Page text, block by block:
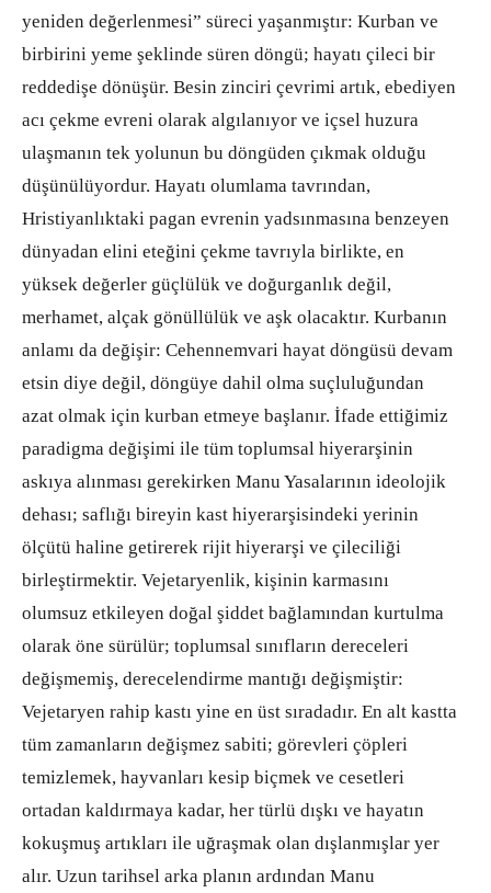
yeniden değerlenmesi” süreci yaşanmıştır: Kurban ve
birbirini yeme şeklinde süren döngü; hayatı çileci bir
reddedişe dönüşür. Besin zinciri çevrimi artık, ebediyen
acı çekme evreni olarak algılanıyor ve içsel huzura
ulaşmanın tek yolunun bu döngüden çıkmak olduğu
düşünülüyordur. Hayatı olumlama tavrından,
Hristiyanlıktaki pagan evrenin yadsınmasına benzeyen
dünyadan elini eteğini çekme tavrıyla birlikte, en
yüksek değerler güçlülük ve doğurganlık değil,
merhamet, alçak gönüllülük ve aşk olacaktır. Kurbanın
anlamı da değişir: Cehennemvari hayat döngüsü devam
etsin diye değil, döngüye dahil olma suçluluğundan
azat olmak için kurban etmeye başlanır. İfade ettiğimiz
paradigma değişimi ile tüm toplumsal hiyerarşinin
askıya alınması gerekirken Manu Yasalarının ideolojik
dehası; saflığı bireyin kast hiyerarşisindeki yerinin
ölçütü haline getirerek rijit hiyerarşi ve çileciliği
birleştirmektir. Vejetaryenlik, kişinin karmasını
olumsuz etkileyen doğal şiddet bağlamından kurtulma
olarak öne sürülür; toplumsal sınıfların dereceleri
değişmemiş, derecelendirme mantığı değişmiştir:
Vejetaryen rahip kastı yine en üst sıradadır. En alt kastta
tüm zamanların değişmez sabiti; görevleri çöpleri
temizlemek, hayvanları kesip biçmek ve cesetleri
ortadan kaldırmaya kadar, her türlü dışkı ve hayatın
kokuşmuş artıkları ile uğraşmak olan dışlanmışlar yer
alır. Uzun tarihsel arka planın ardından Manu